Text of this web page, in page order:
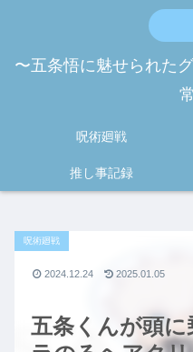
〜五条悟に魅せられた
呪術廻戦
推し事記録
五条くんが頭に
呪術廻戦
2024.12.24 2025.01.05